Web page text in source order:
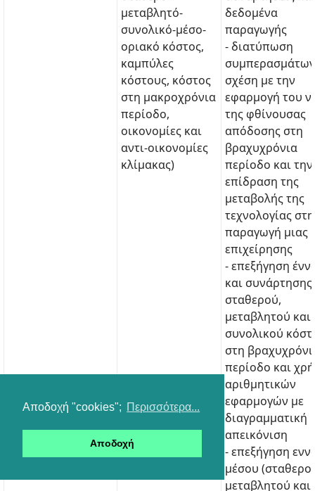
Αποδοχή "cookies"; Περισσότερα...
Αποδοχή
μεταβλητό-
συνολικό-μέσο-
οριακό κόστος,
καμπύλες
κόστους, κόστος
στη μακροχρόνια
περίοδο,
οικονομίες και
αντι-οικονομίες
κλίμακας)
δεδομένα
παραγωγής
- διατύπωση
σχέση με την
εφαρμογή του
της φθίνουσας
απόδοσης στη
βραχυχρόνια
περίοδο και την
επίδραση της
μεταβολής της
τεχνολογίας
παραγωγή μιας
επιχείρησης
- επεξήγηση
και συνάρτησης
σταθερού,
μεταβλητού και
συνολικού
στη
περίοδο και
αριθμητικών
εφαρμογών με
διαγραμματική
απεικόνιση
- επεξήγηση
μέσου
μεταβλητού και